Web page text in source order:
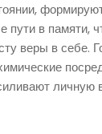
пути в памяти,
веры в себе.
личную